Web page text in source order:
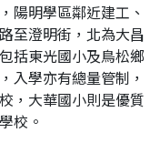
陽明學區鄰近建工、
至澄明街，北為大昌
括東光國小及鳥松鄉
入學亦有總量管制，
，大華國小則是優質
校。